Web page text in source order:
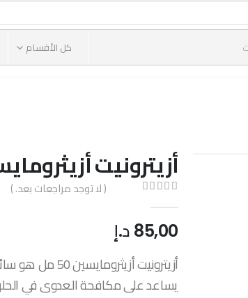
كل الأقسام
أزيترونيت أزيثرومايسين
( لا توجد مراجعات بعد. )
85,00 د.إ
أزيترونيت
يساعد على مكافحة العدوى في الحلق